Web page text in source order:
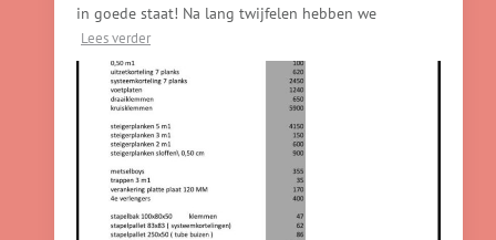
in goede staat! Na lang twijfelen hebben we
Lees verder